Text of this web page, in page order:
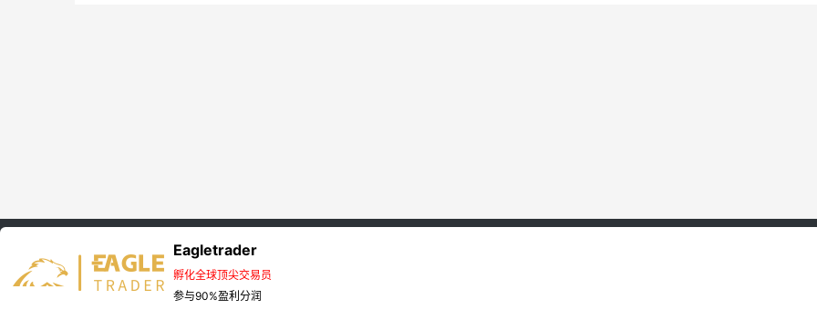
首页 EagleTrader资讯
Copyright © 2025 Eagletrader 版权所有 非商用版本
Eagletrader
孵化全球顶尖交易员
参与90%盈利分润